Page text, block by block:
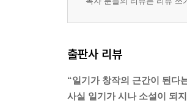
출판사 리뷰
“일기가 창작의 근간이 된다
사실 일기가 시나 소설이 되